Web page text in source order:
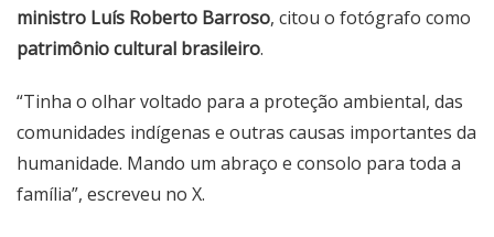
ministro Luís Roberto Barroso, citou o fotógrafo como
patrimônio cultural brasileiro.
“Tinha o olhar voltado para a proteção ambiental, das
comunidades indígenas e outras causas importantes da
humanidade. Mando um abraço e consolo para toda a
família”, escreveu no X.